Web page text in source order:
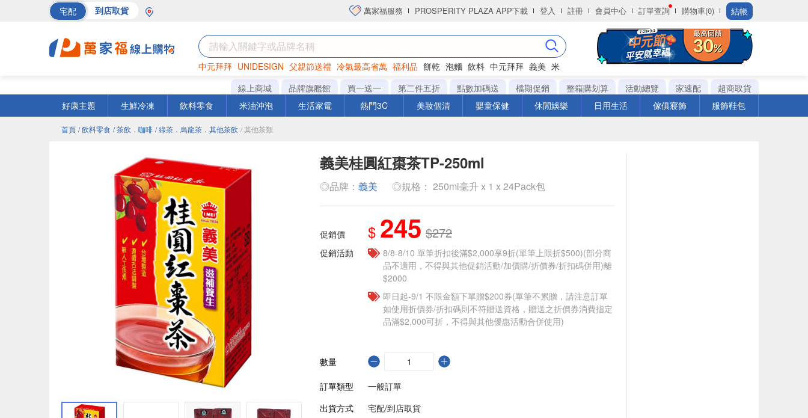
宅配 到店取貨 萬家福服務 PROSPERITY PLAZA APP下載 登入 註冊 會員中心 訂單查詢 購物車(0) 結帳
中元拜拜 UNIDESIGN 父親節送禮 冷氣最高省萬 福利品 餅乾 泡麵 飲料 中元拜拜 義美 米
罐頭 海苔 洋芋片
線上商城 品牌旗艦館 買一送一 第二件五折 點數加碼送 檔期促銷 整箱購划算 活動總覽 家速配
超商取貨
好康主題
生鮮冷凍 飲料零食 米油沖泡 生活家電 熱門3C 美妝個清 嬰童保健 休閒娛樂 日用生活 傢俱寢飾 服飾鞋包
首頁 / 飲料零食 / 茶飲．咖啡 / 綠茶．烏龍茶．其他茶飲 / 其他茶類
義美桂圓紅棗茶TP-250ml
◎品牌： 義美 ◎規格： 250ml毫升 x 1 x 24Pack包
促銷價 $ 245 $272
促銷活動
8/8-8/10 單筆折扣後滿$2,000享9折(單筆上限折$500)(部分商
品不適用，不得與其他促銷活動/加價購/折價券/折扣碼併用)離
$2000
即日起-9/1 不限金額下單贈$200券(單筆不累贈，請注意訂單
如使用折價券/折扣碼則不符贈送資格，贈送之折價券消費指定
品滿$2,000可折，不得與其他優惠活動合併使用)
數量
訂單類型
一般訂單
出貨方式
宅配/到店取貨